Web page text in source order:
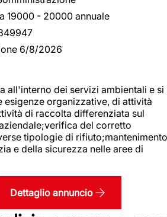
19000 - 20000 annuale
6/8/2026
all'interno dei servizi ambientali e si
esigenze organizzative, di attività
di raccolta differenziata sul
del corretto
tipologie di rifiuto;mantenimento
e della sicurezza nelle aree di
Dettaglio annuncio